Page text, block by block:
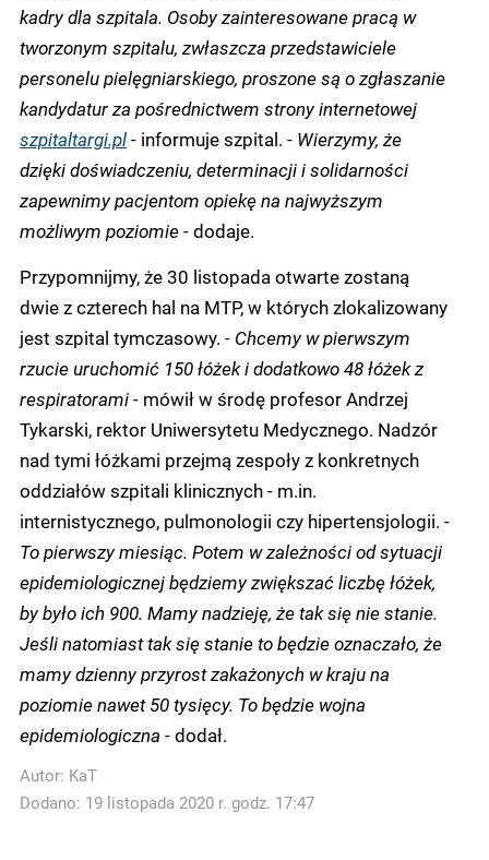
kadry dla szpitala. Osoby zainteresowane pracą w
tworzonym szpitalu, zwłaszcza przedstawiciele
personelu pielęgniarskiego, proszone są o zgłaszanie
kandydatur za pośrednictwem strony internetowej
szpitaltargi.pl- informuje szpital. - Wierzymy, że
dzięki doświadczeniu, determinacji i solidarności
zapewnimy pacjentom opiekę na najwyższym
możliwym poziomie -dodaje.
Przypomnijmy, że 30 listopada otwarte zostaną
dwie z czterech hal na MTP, w których zlokalizowany
jest szpital tymczasowy. - Chcemy w pierwszym
rzucie uruchomić 150 łóżek i dodatkowo 48 łóżek z
respiratorami - mówił w środę profesor Andrzej
Tykarski, rektor Uniwersytetu Medycznego. Nadzór
nad tymi łóżkami przejmą zespoły z konkretnych
oddziałów szpitali klinicznych - m.in.
internistycznego, pulmonologii czy hipertensjologii. -
To pierwszy miesiąc. Potem w zależności od sytuacji
epidemiologicznej będziemy zwiększać liczbę łóżek,
by było ich 900. Mamy nadzieję, że tak się nie stanie.
Jeśli natomiast tak się stanie to będzie oznaczało, że
mamy dzienny przyrost zakażonych w kraju na
poziomie nawet 50 tysięcy. To będzie wojna
epidemiologiczna -dodał.
Autor: KaT
Dodano: 19 listopada 2020 r. godz. 17:47